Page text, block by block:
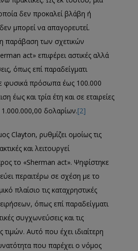
δεν προκαλεί βλάβη ή
μπορεί να απαγορευτεί.
η παράβαση των σχετικών
act» επιφέρει αστικές αλλά
όπως επί παραδείγματι
φυσικά πρόσωπα έως 100.000
έως και τρία έτη και σε εταιρείες
δολαρίων.[2]
Clayton, ρυθμίζει ομοίως τις
και λειτουργεί
το «Sherman act». Ψηφίστηκε
περαιτέρω σε σχέση με το
πλαίσιο τις καταχρηστικές
όπως επί παραδείγματι
συγχωνεύσεις και τις
τιμών. Αυτό που έχει ιδιαίτερη
που παρέχει ο νόμος